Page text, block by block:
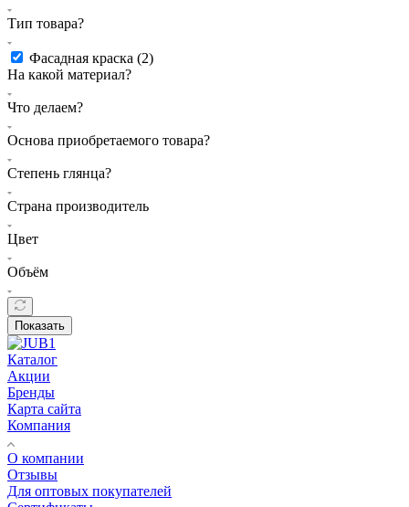
Тип товара?
Фасадная краска (2)
На какой материал?
Что делаем?
Основа приобретаемого товара?
Степень глянца?
Страна производитель
Цвет
Объём
Показать
Каталог
Акции
Бренды
Карта сайта
Компания
О компании
Отзывы
Для оптовых покупателей